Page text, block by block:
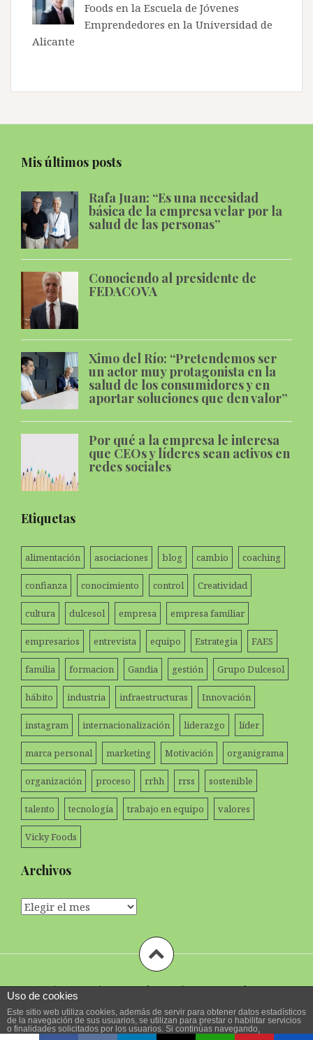
Foods en la Escuela de Jóvenes
Emprendedores en la Universidad de
Alicante
Mis últimos posts
Rafa Juan: “Es una necesidad
básica de la empresa velar por la
salud de las personas”
Conociendo al presidente de
FEDACOVA
Ximo del Río: “Pretendemos ser
un actor muy protagonista en la
salud de los consumidores y en
aportar soluciones que den valor”
Por qué a la empresa le interesa
que CEOs y líderes sean activos en
redes sociales
Etiquetas
alimentación asociaciones blog cambio coaching
confianza conocimiento control Creatividad
cultura dulcesol empresa empresa familiar
empresarios entrevista equipo Estrategia FAES
familia formacion Gandia gestión Grupo Dulcesol
hábito industria infraestructuras Innovación
instagram internacionalización liderazgo líder
marca personal marketing Motivación organigrama
organización proceso rrhh rrss sostenible
talento tecnología trabajo en equipo valores
Vicky Foods
Archivos
Archivos
Funciona gracias a WordPress|Tema:Amadeuspor
Themeisle.
Uso de cookies
Este sitio web utiliza cookies, además de servir para obtener datos estadísticos
de la navegación de sus usuarios, se utilizan para prestar o habilitar servicios
o finalidades solicitados por los usuarios. Si continúas navegando,